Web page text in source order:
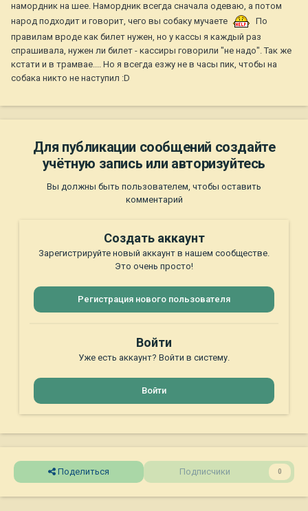
намордник на шее. Намордник всегда сначала одеваю, а потом
народ подходит и говорит, чего вы собаку мучаете
По
правилам вроде как билет нужен, но у кассы я каждый раз
спрашивала, нужен ли билет - кассиры говорили "не надо". Так же
кстати и в трамвае.... Но я всегда езжу не в часы пик, чтобы на
собака никто не наступил :D
Для публикации сообщений создайте
учётную запись или авторизуйтесь
Вы должны быть пользователем, чтобы оставить
комментарий
Создать аккаунт
Зарегистрируйте новый аккаунт в нашем сообществе.
Это очень просто!
Регистрация нового пользователя
Войти
Уже есть аккаунт? Войти в систему.
Войти
Поделиться Подписчики 0